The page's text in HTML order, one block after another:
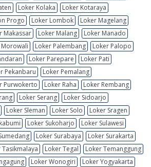
Loker Kolaka
Loker Kotaraya
Progo Loker Lombok
Loker Magelang
Makassar Loker Malang
Loker Manado
Loker Palembang
Loker Palopo
Loker Parepare
Loker Pati
Pekanbaru
Loker Pemalang
Purwokerto Loker Raha
Loker Rembang
Loker Serang
Loker Sidoarjo
Loker Sleman Loker Solo
Loker Sragen
Loker Sukoharjo
Loker Sulawesi
Loker Surabaya
Loker Surakarta
Tasikmalaya Loker Tegal
Loker Temanggung
Loker Wonogiri
Loker Yogyakarta